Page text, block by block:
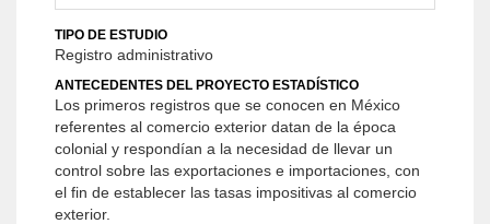
TIPO DE ESTUDIO
Registro administrativo
ANTECEDENTES DEL PROYECTO ESTADÍSTICO
Los primeros registros que se conocen en México
referentes al comercio exterior datan de la época
colonial y respondían a la necesidad de llevar un
control sobre las exportaciones e importaciones, con
el fin de establecer las tasas impositivas al comercio
exterior.